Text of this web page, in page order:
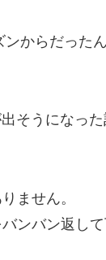
からだったん
そうになった
ません。
ンバン返して